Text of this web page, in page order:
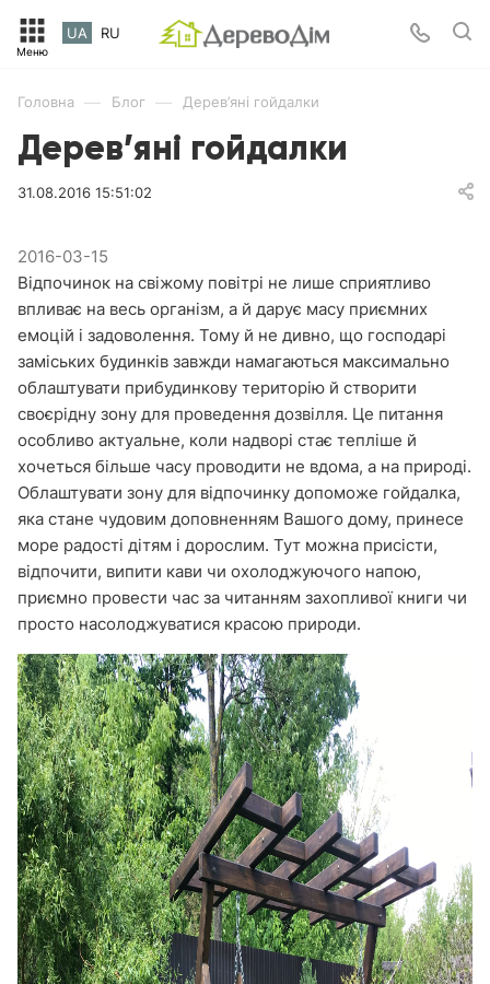
UA RU
Головна — Блог — Дерев’яні гойдалки
Дерев’яні гойдалки
31.08.2016 15:51:02
2016-03-15
Відпочинок на свіжому повітрі не лише сприятливо
впливає на весь організм, а й дарує масу приємних
емоцій і задоволення. Тому й не дивно, що господарі
заміських будинків завжди намагаються максимально
облаштувати прибудинкову територію й створити
своєрідну зону для проведення дозвілля. Це питання
особливо актуальне, коли надворі стає тепліше й
хочеться більше часу проводити не вдома, а на природі.
Облаштувати зону для відпочинку допоможе гойдалка,
яка стане чудовим доповненням Вашого дому, принесе
море радості дітям і дорослим. Тут можна присісти,
відпочити, випити кави чи охолоджуючого напою,
приємно провести час за читанням захопливої книги чи
просто насолоджуватися красою природи.